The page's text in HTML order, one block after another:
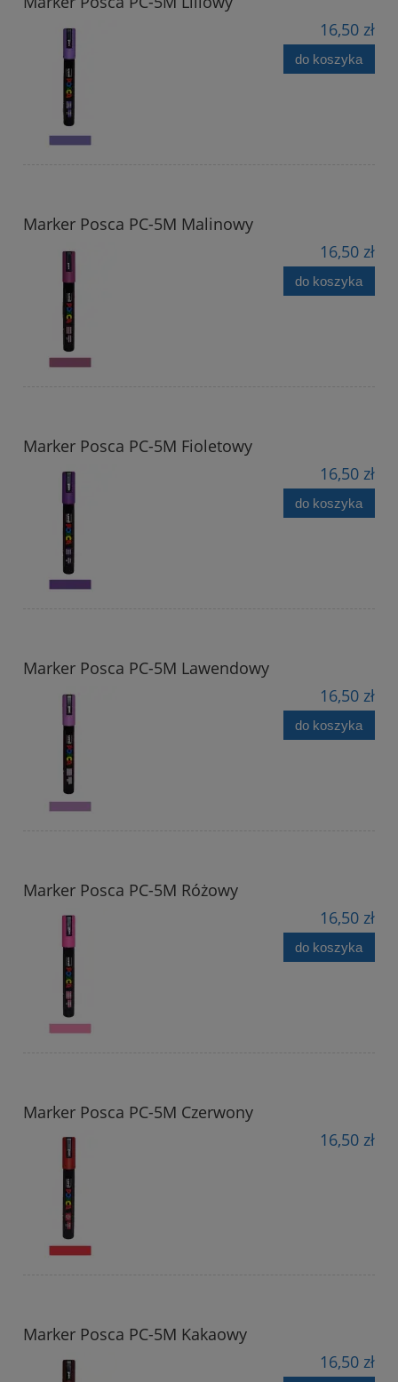
16,50 zł
do koszyka
Marker Posca PC-5M Malinowy
16,50 zł
do koszyka
Marker Posca PC-5M Fioletowy
16,50 zł
do koszyka
Marker Posca PC-5M Lawendowy
16,50 zł
do koszyka
Marker Posca PC-5M Różowy
16,50 zł
do koszyka
Marker Posca PC-5M Czerwony
16,50 zł
Marker Posca PC-5M Kakaowy
16,50 zł